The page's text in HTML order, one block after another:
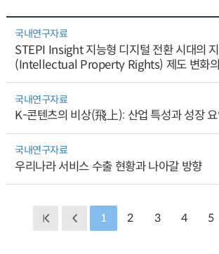
국내연구자료
STEPI Insight 지능형 디지털 전환 시대의
(Intellectual Property Rights) 제도 변화
국내연구자료
K-콘텐츠의 비상(飛上): 산업 특성과 성장 요
국내연구자료
우리나라 서비스 수출 현황과 나아갈 방향
1 2 3 4 5